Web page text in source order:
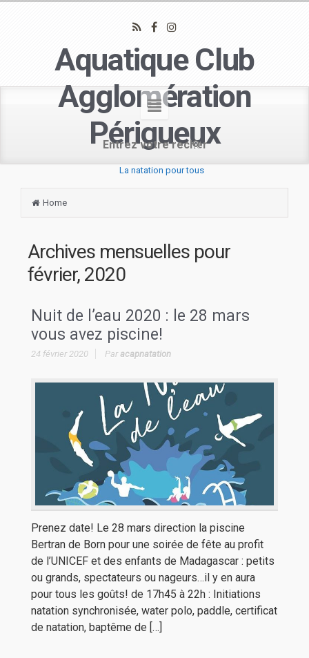
Aquatique Club
Agglomération
Périgueux
La natation pour tous
Home
Archives mensuelles pour
février, 2020
Nuit de l’eau 2020 : le 28 mars
vous avez piscine!
24 février 2020 Paracapnatation
Prenez date! Le 28 mars direction la piscine
Bertran de Born pour une soirée de fête au profit
de l’UNICEF et des enfants de Madagascar : petits
ou grands, spectateurs ou nageurs…il y en aura
pour tous les goûts! de 17h45 à 22h : Initiations
natation synchronisée, water polo, paddle, certificat
de natation, baptême de […]